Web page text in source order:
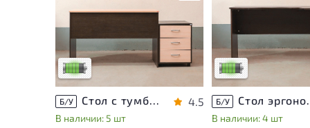
незначительные следы
эксплуатации, не влияющие
использования
Низкая степень износа
Б/У Стол с тумбой ЛДСП Венге
В наличии: 5 шт
4.5
У товара
незначительные
эксплуатации, не
на удобство его
использования
Низкая степень
Б/У Стол
В наличии: 4 шт